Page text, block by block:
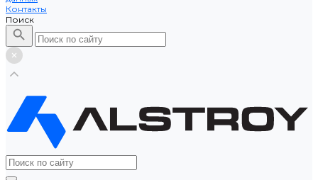
Контакты
Поиск